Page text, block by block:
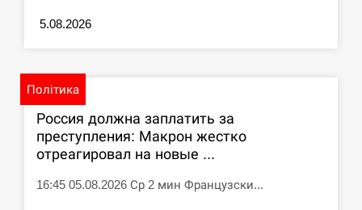
5.08.2026
Політика
Россия должна заплатить за
преступления: Макрон жестко
отреагировал на новые ...
16:45 05.08.2026 Ср 2 мин Французски...